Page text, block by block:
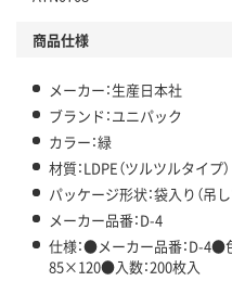
商品仕様
メーカー：生産日本社
ブランド：ユニパック
カラー：緑
材質：LDPE（ツルツルタイプ）
パッケージ形状：袋入り（吊
メーカー品番：D-4
仕様：●メーカー品番：D-4●
85×120●入数：200枚入